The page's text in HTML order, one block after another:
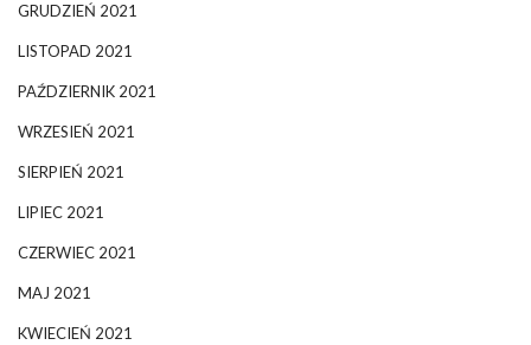
GRUDZIEŃ 2021
LISTOPAD 2021
PAŹDZIERNIK 2021
WRZESIEŃ 2021
SIERPIEŃ 2021
LIPIEC 2021
CZERWIEC 2021
MAJ 2021
KWIECIEŃ 2021